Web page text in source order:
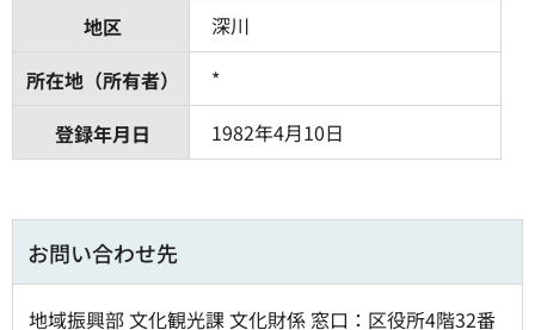
地区
深川
所在地（所有者）
*
登録年月日
1982年4月10日
お問い合わせ先
地域振興部 文化観光課 文化財係 窓口：区役所4階32番